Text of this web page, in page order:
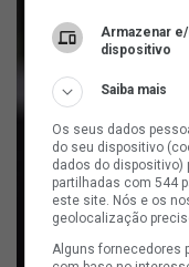
Armazenar
dispositivo
Saiba mais
Os seus dados
do seu dispositivo
dados do
partilhadas com 544
este site. Nós e os
geolocalização
Alguns fornecedores